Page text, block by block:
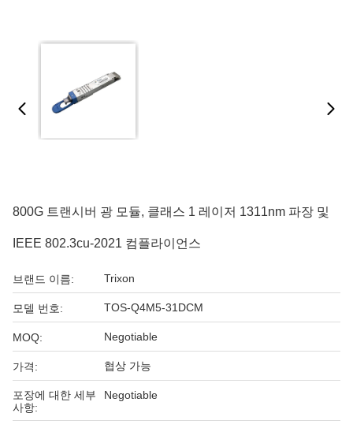
800G 트랜시버 광 모듈, 클래스 1 레이저 1311nm 파장 및
IEEE 802.3cu-2021 컴플라이언스
브랜드 이름: Trixon
모델 번호: TOS-Q4M5-31DCM
MOQ: Negotiable
가격: 협상 가능
포장에 대한 세부
사항:
Negotiable